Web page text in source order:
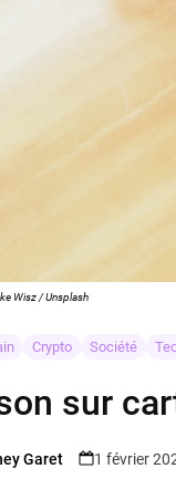
Wisz / Unsplash
Crypto Société
sur
Garet 1 février